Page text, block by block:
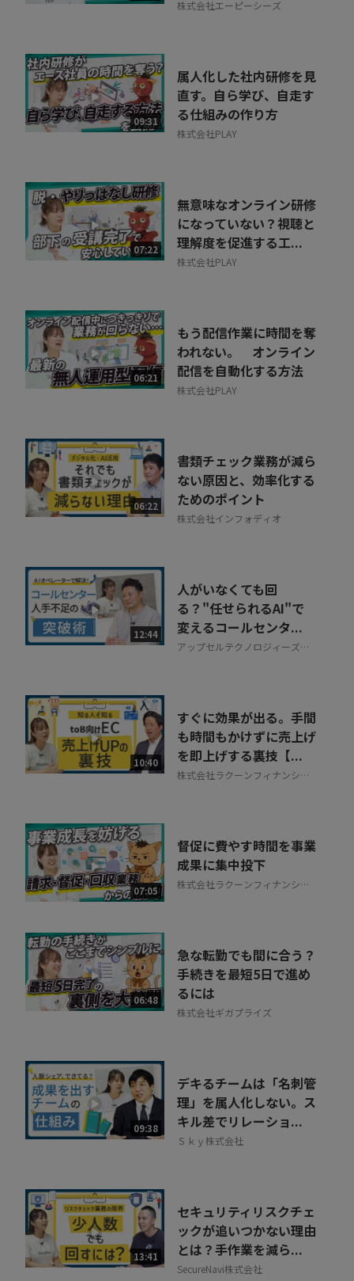
株式会社エーピーシーズ
09:31
属人化した社内研修を見
直す。自ら学び、自走す
る仕組みの作り方
株式会社PLAY
07:22
無意味なオンライン研修
になっていない？視聴と
理解度を促進する工...
株式会社PLAY
06:21
もう配信作業に時間を奪
われない。 オンライン
配信を自動化する方法
株式会社PLAY
06:22
書類チェック業務が減ら
ない原因と、効率化する
ためのポイント
株式会社インフォディオ
12:44
人がいなくても回
る？"任せられるAI"で
変えるコールセンタ...
アップセルテクノロジィーズ株
10:40
すぐに効果が出る。手間
も時間もかけずに売上げ
を即上げする裏技【...
株式会社ラクーンフィナンシャ
07:05
督促に費やす時間を事業
成果に集中投下
株式会社ラクーンフィナンシャ
06:48
急な転勤でも間に合う？
手続きを最短5日で進め
るには
株式会社ギガプライズ
09:38
デキるチームは「名刺管
理」を属人化しない。ス
キル差でリレーショ...
Ｓｋｙ株式会社
13:41
セキュリティリスクチェ
ックが追いつかない理由
とは？手作業を減ら...
SecureNavi株式会社